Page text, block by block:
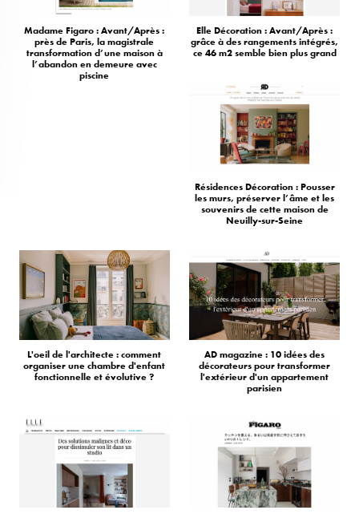
Madame Figaro : Avant/Après :
près de Paris, la magistrale
transformation d’une maison à
l’abandon en demeure avec
piscine
Elle Décoration : Avant/Après :
grâce à des rangements intégrés,
ce 46 m2 semble bien plus grand
Résidences Décoration : Pousser
les murs, préserver l’âme et les
souvenirs de cette maison de
Neuilly-sur-Seine
L'oeil de l'architecte : comment
organiser une chambre d'enfant
fonctionnelle et évolutive ?
AD magazine : 10 idées des
décorateurs pour transformer
l'extérieur d'un appartement
parisien